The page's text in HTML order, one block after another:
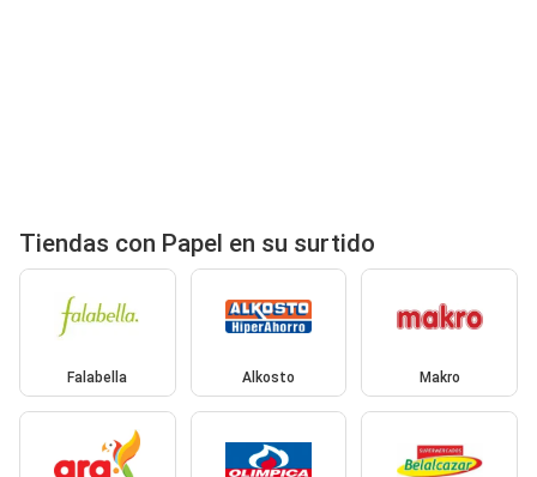
Tiendas con Papel en su surtido
Falabella Alkosto Makro